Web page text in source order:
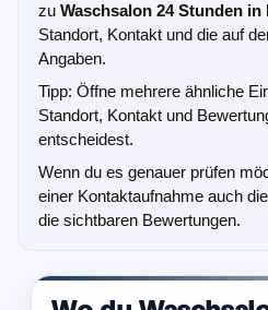
zu Waschsalon 24 Stunden in
Standort, Kontakt und die auf
Angaben.
Tipp: Öffne mehrere ähnliche
Standort, Kontakt und
entscheidest.
Wenn du es genauer prüfen
einer Kontaktaufnahme auch
die sichtbaren Bewertungen.